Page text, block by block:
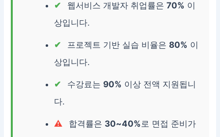
웹서비스 개발자 취업률은70% 이
상입니다.
프로젝트 기반 실습 비율은80% 이
상입니다.
수강료는 90% 이상 전액 지원됩니
다.
합격률은 30~40%로 면접 준비가